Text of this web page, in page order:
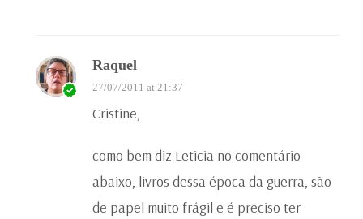
Raquel
27/07/2011 at 21:37
Cristine,
como bem diz Leticia no comentário
abaixo, livros dessa época da guerra, são
de papel muito frágil e é preciso ter